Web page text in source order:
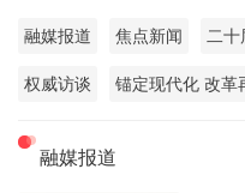
融媒报道 焦点新闻 二
权威访谈 锚定现代化 改革
融媒报道